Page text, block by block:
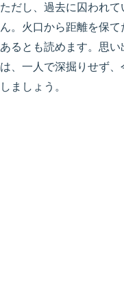
ただし、過去に囚われ
ん。火口から距離を保
あるとも読めます。思
は、一人で深掘りせず
しましょう。